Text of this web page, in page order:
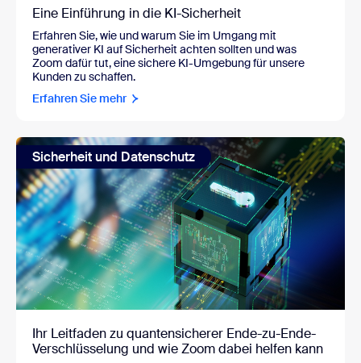
Eine Einführung in die KI-Sicherheit
Erfahren Sie, wie und warum Sie im Umgang mit
generativer KI auf Sicherheit achten sollten und was
Zoom dafür tut, eine sichere KI-Umgebung für unsere
Kunden zu schaffen.
Erfahren Sie mehr
Sicherheit und Datenschutz
Ihr Leitfaden zu quantensicherer Ende-zu-Ende-
Verschlüsselung und wie Zoom dabei helfen kann